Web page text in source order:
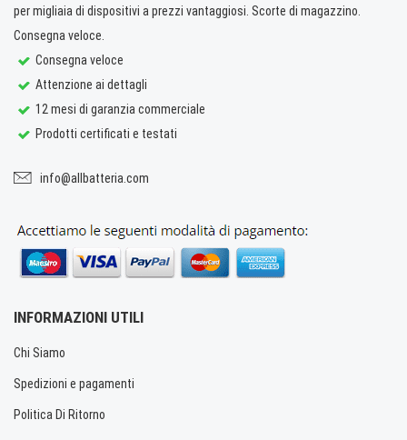
per migliaia di dispositivi a prezzi vantaggiosi. Scorte di magazzino.
Consegna veloce.
Consegna veloce
Attenzione ai dettagli
12 mesi di garanzia commerciale
Prodotti certificati e testati
info@allbatteria.com
INFORMAZIONI UTILI
Chi Siamo
Spedizioni e pagamenti
Politica Di Ritorno